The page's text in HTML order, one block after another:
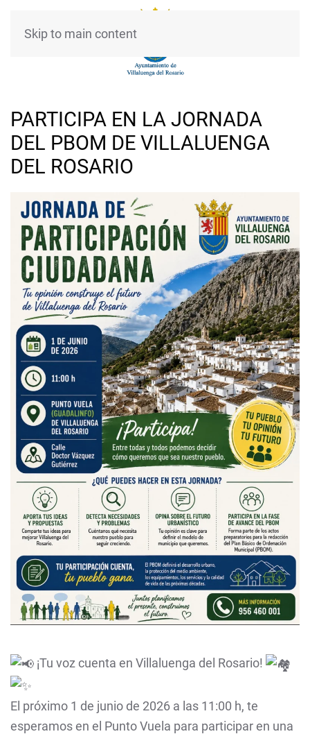
Skip to main content
PARTICIPA EN LA JORNADA
DEL PBOM DE VILLALUENGA
DEL ROSARIO
¡Tu voz cuenta en Villaluenga del Rosario!
El próximo 1 de junio de 2026 a las 11:00 h, te
esperamos en el Punto Vuela para participar en una